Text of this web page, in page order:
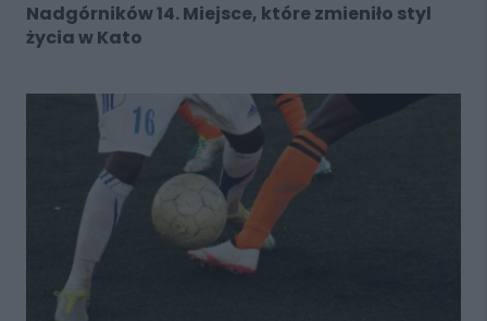
Nadgórników 14. Miejsce, które zmieniło styl
życia w Kato